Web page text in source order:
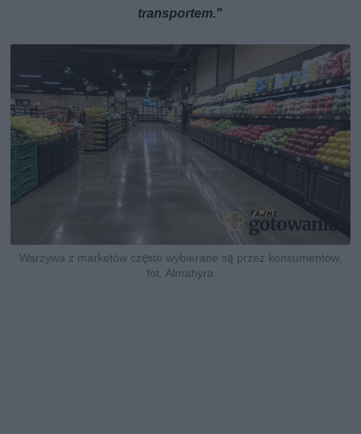
transportem."
Warzywa z marketów często wybierane są przez konsumentów,
fot. Almahyra